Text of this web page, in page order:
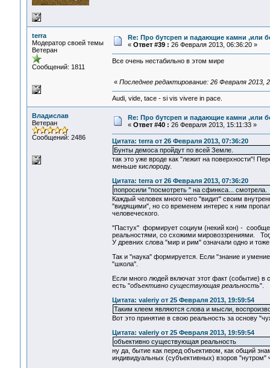
terra
Модератор своей темы
Ветеран
Сообщений: 1811
Re: Про бутсреп и падающие камни ,или
« Ответ #39 : 26 Февраля 2013, 06:36:20 »
Все очень нестабильно в этом мире
« Последнее редактирование: 26 Февраля 2013,
Audi, vide, tace - si vis vivere in pace.
Владислав
Ветеран
Сообщений: 2486
Re: Про бутсреп и падающие камни ,или
« Ответ #40 : 26 Февраля 2013, 15:11:33 »
Цитата: terra от 26 Февраля 2013, 07:36:20
Бунты демоса пройдут по всей Земле.
так это уже вроде как "лежит на поверхности"!
меньше кислороду.
Цитата: terra от 26 Февраля 2013, 07:36:20
попросили "посмотреть " на сфинкса... смотрела.
Каждый человек много чего "видит" своим
"видящими", но со временем интерес к ним
человеческого.
"Пастух" формирует социум (некий кон) -
реальностями, со схожими мировоззрениями.
У древних слова "мир и рим" означали одно и
Так и "наука" формируется. Если "знание и
"школа".
Если много людей включат этот факт (событие)
есть "объективно существующая реальность".
Цитата: valeriy от 25 Февраля 2013, 19:59:54
Таким клеем являются слова и мысли,
Вот это принятие в свою реальность за основу
Цитата: valeriy от 25 Февраля 2013, 19:59:54
объективно существующая реальность
ну да, бытие как перед объективом, как общий
индивидуальных (субъективных) взоров "нутром"